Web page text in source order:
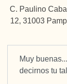
C. Paulino
12, 31003